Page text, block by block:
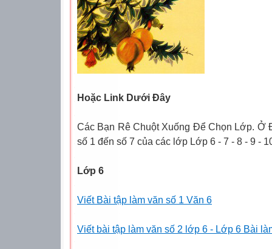
Hoặc Link Dưới Đây
Các Bạn Rê Chuột Xuống Để Chọn Lớp. Ở
số 1 đến số 7 của các lớp Lớp 6 - 7 - 8 - 9 -
Lớp 6
Viết Bài tập làm văn số 1 Văn 6
Viết bài tập làm văn số 2 lớp 6 - Lớp 6 Bài